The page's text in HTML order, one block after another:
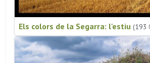
Els colors de la Segarra: l'estiu (193